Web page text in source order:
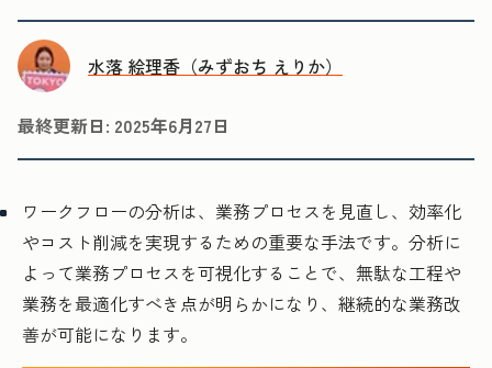
水落 絵理香（みずおち えりか）
最終更新日: 2025年6月27日
ワークフローの分析は、業務プロセスを見直し、効率化
やコスト削減を実現するための重要な手法です。分析に
よって業務プロセスを可視化することで、無駄な工程や
業務を最適化すべき点が明らかになり、継続的な業務改
善が可能になります。